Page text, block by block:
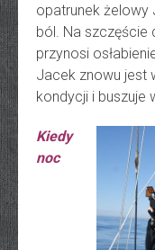
opatrunek żelowy
ból. Na szczęście
przynosi
Jacek znowu jest
kondycji i buszuje
Kiedy
noc